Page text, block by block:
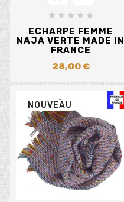
    
ECHARPE FEMME
NAJA VERTE MADE IN
FRANCE
28,00 €
NOUVEAU